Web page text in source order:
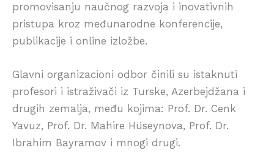
promovisanju naučnog razvoja i inovativnih
pristupa kroz međunarodne konferencije,
publikacije i online izložbe.
Glavni organizacioni odbor činili su istaknuti
profesori i istraživači iz Turske, Azerbejdžana i
drugih zemalja, među kojima: Prof. Dr. Cenk
Yavuz, Prof. Dr. Mahire Hüseynova, Prof. Dr.
Ibrahim Bayramov i mnogi drugi.